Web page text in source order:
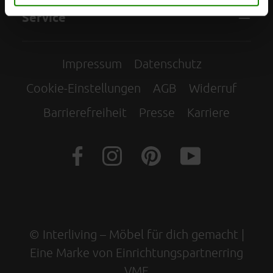
Service
Impressum
Datenschutz
Cookie-Einstellungen
AGB
Widerruf
Barrierefreiheit
Presse Karriere
© Interliving – Möbel für dich gemacht |
Eine Marke von Einrichtungspartnerring